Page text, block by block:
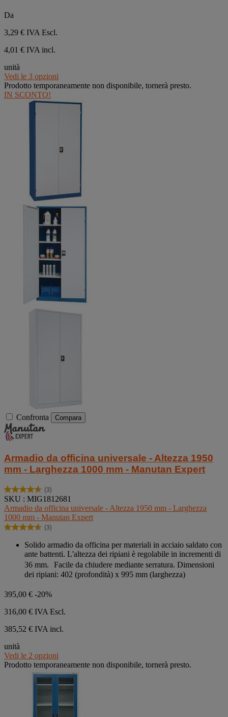
Da
3,29 € IVA Escl.
4,01 € IVA incl.
unità
Vedi le 3 opzioni
Prodotto temporaneamente non disponibile, tornerà presto.
IN SCONTO!
Confronta Compara
Armadio da officina universale - Altezza 1950
mm - Larghezza 1000 mm - Manutan Expert
(3)
4.7
su
5
stelle.
3
SKU : MIG1812681
Armadio da officina universale - Altezza 1950 mm - Larghezza
1000 mm - Manutan Expert
(3)
4.7
recensioni
Solido armadio da officina per materiali in acciaio saldato con
ante battenti. L'altezza dei ripiani è regolabile in incrementi di
36 mm. Facile da chiudere mediante serratura. Dimensioni
dei ripiani: 402 (profondità) x 995 mm (larghezza)
395,00 € -20%
316,00 € IVA Escl.
385,52 € IVA incl.
unità
Vedi le 2 opzioni
Prodotto temporaneamente non disponibile, tornerà presto.